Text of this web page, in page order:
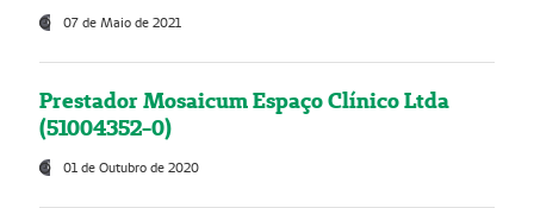
07 de Maio de 2021
Prestador Mosaicum Espaço Clínico Ltda
(51004352-0)
01 de Outubro de 2020